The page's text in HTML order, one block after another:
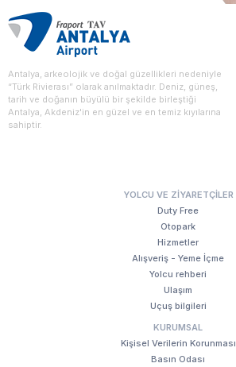
Antalya, arkeolojik ve doğal güzellikleri nedeniyle
“Türk Rivierası” olarak anılmaktadır. Deniz, güneş,
tarih ve doğanın büyülü bir şekilde birleştiği
Antalya, Akdeniz'in en güzel ve en temiz kıyılarına
sahiptir.
YOLCU VE ZIYARETÇILER
Duty Free
Otopark
Hizmetler
Alışveriş - Yeme İçme
Yolcu rehberi
Ulaşım
Uçuş bilgileri
KURUMSAL
Kişisel Verilerin Korunması
Basın Odası